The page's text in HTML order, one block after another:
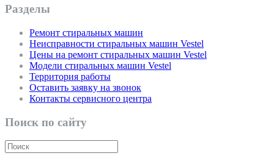
Разделы
Ремонт стиральных машин
Неисправности стиральных машин Vestel
Цены на ремонт стиральных машин Vestel
Модели стиральных машин Vestel
Территория работы
Оставить заявку на звонок
Контакты сервисного центра
Поиск по сайту